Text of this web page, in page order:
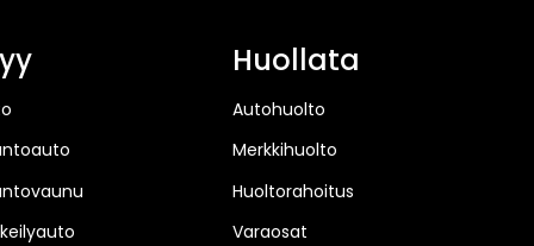
Huollata
Autohuolto
Merkkihuolto
Huoltorahoitus
Varaosat